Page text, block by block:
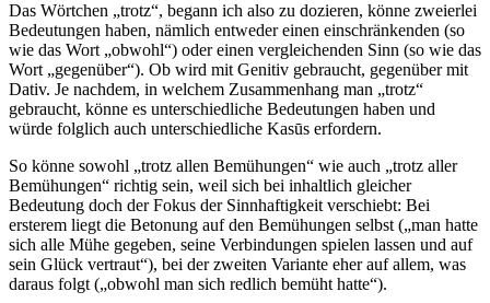
Das Wörtchen „trotz“, begann ich also zu dozieren, könne zweierlei
Bedeutungen haben, nämlich entweder einen einschränkenden (so
wie das Wort „obwohl“) oder einen vergleichenden Sinn (so wie das
Wort „gegenüber“). Ob wird mit Genitiv gebraucht, gegenüber mit
Dativ. Je nachdem, in welchem Zusammenhang man „trotz“
gebraucht, könne es unterschiedliche Bedeutungen haben und
würde folglich auch unterschiedliche Kasūs erfordern.
So könne sowohl „trotz allen Bemühungen“ wie auch „trotz aller
Bemühungen“ richtig sein, weil sich bei inhaltlich gleicher
Bedeutung doch der Fokus der Sinnhaftigkeit verschiebt: Bei
ersterem liegt die Betonung auf den Bemühungen selbst („man hatte
sich alle Mühe gegeben, seine Verbindungen spielen lassen und auf
sein Glück vertraut“), bei der zweiten Variante eher auf allem, was
daraus folgt („obwohl man sich redlich bemüht hatte“).